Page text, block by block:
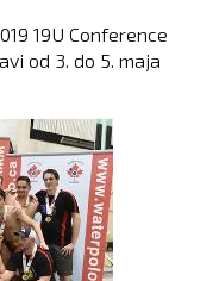
19U Conference
od 3. do 5. maja